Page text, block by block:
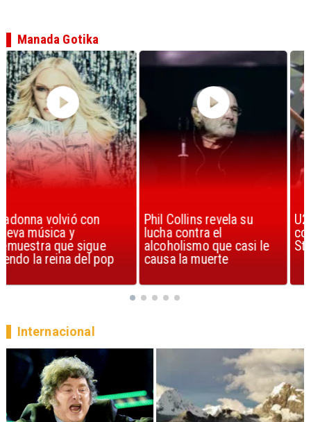
Phil Collins revela su
lucha contra el
alcoholismo que casi le
causa la muerte
U2 lanza nuevo sencillo
con estribillo en español:
Streets of Dreams
Manada Gotika
Internacional